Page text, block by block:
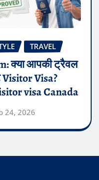
TRAVEL
क्या आपकी ट्रैवल
Visitor Visa?
visa Canada
24, 2026